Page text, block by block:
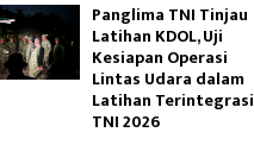
Panglima TNI Tinjau
Latihan KDOL, Uji
Kesiapan Operasi
Lintas Udara dalam
Latihan Terintegrasi
TNI 2026